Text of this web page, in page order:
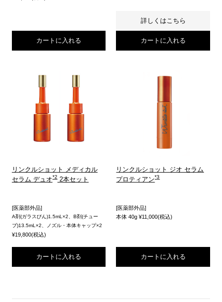
カートに入れる
詳しくはこちら
カートに入れる
リンクルショット メディカル
セラム デュオ
2本セット
[医薬部外品]
A剤(ガラスびん)1.5mL×2、B剤(チュー
ブ)13.5mL×2、ノズル・本体キャップ×2
¥19,800(税込)
カートに入れる
リンクルショット ジオ セラム
プロティアン
[医薬部外品]
本体 40g ¥11,000(税込)
カートに入れる